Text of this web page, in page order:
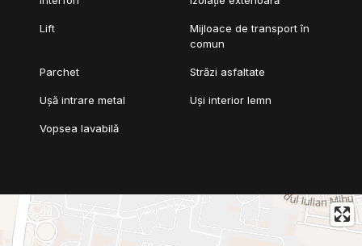
Lift
Mijloace de transport în
comun
Parchet Străzi asfaltate
Ușă intrare metal Uși interior lemn
Vopsea lavabilă